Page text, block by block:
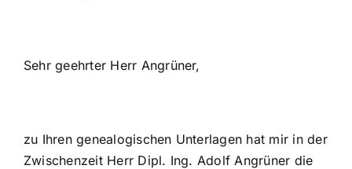
Sehr geehrter Herr Angrüner,
zu Ihren genealogischen Unterlagen hat mir in der
Zwischenzeit Herr Dipl. Ing. Adolf Angrüner die